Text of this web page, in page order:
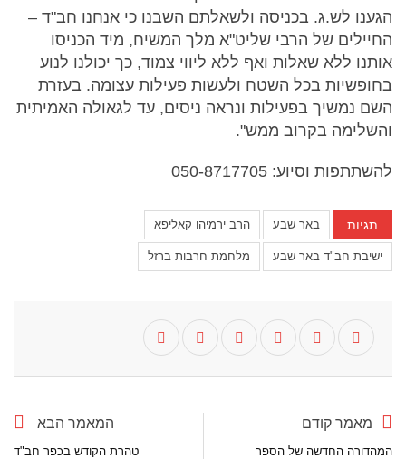
הגענו לש.ג. בכניסה ולשאלתם השבנו כי אנחנו חב"ד –
החיילים של הרבי שליט"א מלך המשיח, מיד הכניסו
אותנו ללא שאלות ואף ללא ליווי צמוד, כך יכולנו לנוע
בחופשיות בכל השטח ולעשות פעילות עצומה. בעזרת
השם נמשיך בפעילות ונראה ניסים, עד לגאולה האמיתית
והשלימה בקרוב ממש".
להשתתפות וסיוע: 050-8717705
תגיות באר שבע הרב ירמיהו קאליפא
ישיבת חב"ד באר שבע מלחמת חרבות ברזל
מאמר קודם
המהדורה החדשה של הספר
המאמר הבא
טהרת הקודש בכפר חב"ד